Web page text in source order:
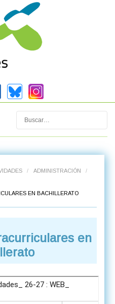
Buscar
/ ADMINISTRACIÓN
/
EN BACHILLERATO
en